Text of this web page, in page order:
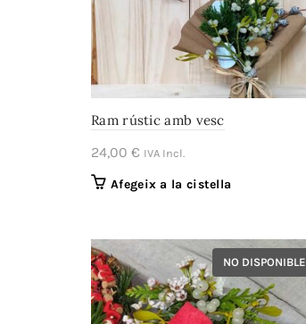
Ram rústic amb vesc
24,00 € IVA Incl.
Afegeix a la cistella
NO DISPONIBLE